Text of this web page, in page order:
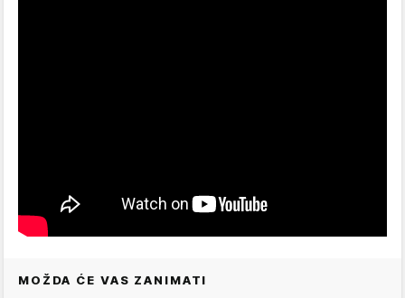
MOŽDA ĆE VAS ZANIMATI